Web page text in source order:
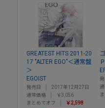
GREATEST HITS 2011-20
17 "ALTER EGO"＜通常盤
＞
EGOIST
発売日
2017年12月27日
通常価格
￥3,056
まとめてオフ
￥2,598